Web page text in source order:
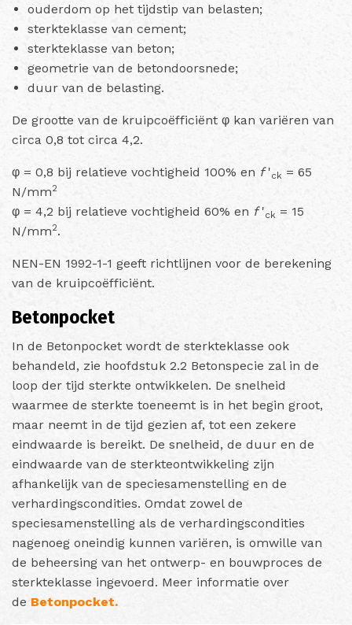
ouderdom op het tijdstip van belasten;
sterkte­klasse van cement;
sterkteklasse van beton;
geometrie van de betondoorsnede;
duur van de belasting.
De grootte van de kruipcoëfficiënt φ kan variëren van
circa 0,8 tot circa 4,2.
φ = 0,8 bij relatieve vochtigheid 100% en f'ck = 65
N/mm2
φ = 4,2 bij relatieve vochtigheid 60% en f'ck = 15
N/mm2.
NEN-EN 1992-1-1 geeft richtlijnen voor de berekening
van de kruipcoëfficiënt.
Betonpocket
In de Betonpocket wordt de sterkteklasse ook
behandeld, zie hoofdstuk 2.2 Betonspecie zal in de
loop der tijd sterkte ontwikkelen. De snelheid
waarmee de sterkte toeneemt is in het begin groot,
maar neemt in de tijd gezien af, tot een zekere
eindwaarde is bereikt. De snelheid, de duur en de
eindwaarde van de sterkteontwikkeling zijn
afhankelijk van de speciesamenstelling en de
verhardingscondities. Omdat zowel de
speciesamenstelling als de verhardingscondities
nagenoeg oneindig kunnen variëren, is omwille van
de beheersing van het ontwerp- en bouwproces de
sterkteklasse ingevoerd. Meer informatie over
de Betonpocket.